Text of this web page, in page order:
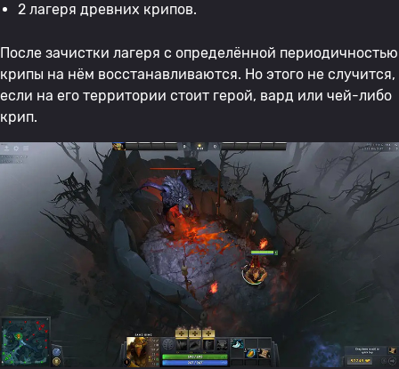
2 лагеря древних крипов.
После зачистки лагеря с определённой периодичностью
крипы на нём восстанавливаются. Но этого не случится,
если на его территории стоит герой, вард или чей-либо
крип.